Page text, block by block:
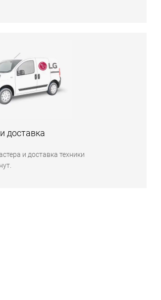
доставка
и доставка техники